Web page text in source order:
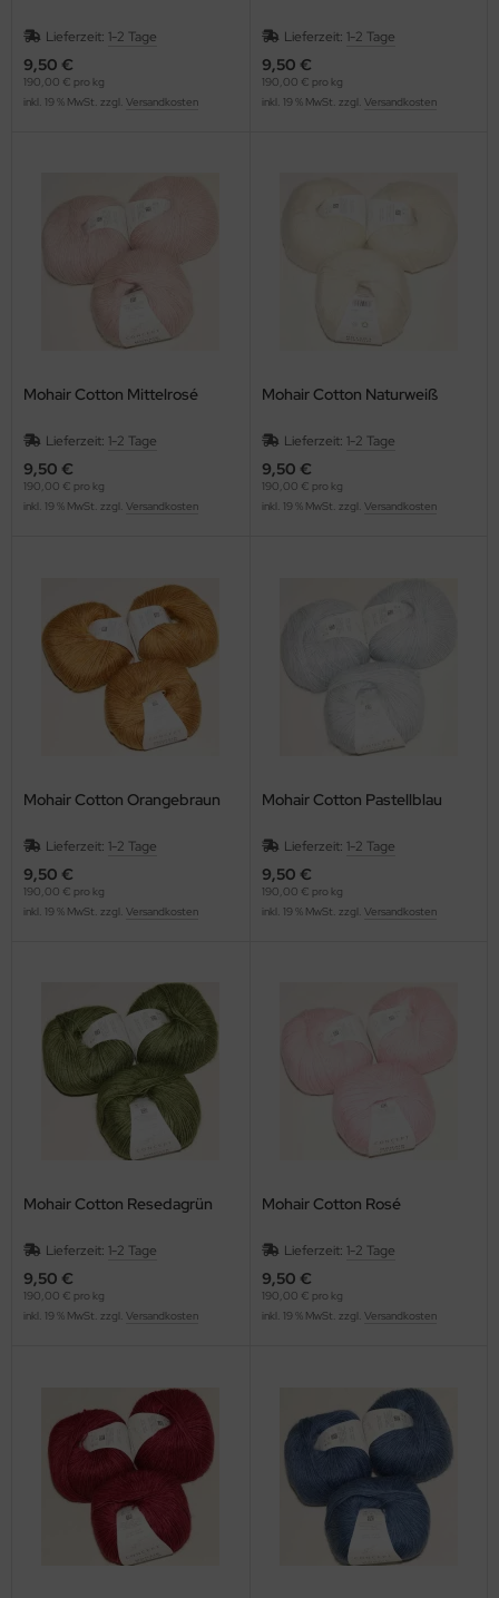
Lieferzeit: 1-2 Tage
9,50 €
190,00 € pro kg
inkl. 19 % MwSt. zzgl. Versandkosten
Lieferzeit: 1-2 Tage
9,50 €
190,00 € pro kg
inkl. 19 % MwSt. zzgl. Versandkosten
Mohair Cotton Mittelrosé
Lieferzeit: 1-2 Tage
9,50 €
190,00 € pro kg
inkl. 19 % MwSt. zzgl. Versandkosten
Mohair Cotton Naturweiß
Lieferzeit: 1-2 Tage
9,50 €
190,00 € pro kg
inkl. 19 % MwSt. zzgl. Versandkosten
Mohair Cotton Orangebraun
Lieferzeit: 1-2 Tage
9,50 €
190,00 € pro kg
inkl. 19 % MwSt. zzgl. Versandkosten
Mohair Cotton Pastellblau
Lieferzeit: 1-2 Tage
9,50 €
190,00 € pro kg
inkl. 19 % MwSt. zzgl. Versandkosten
Mohair Cotton Resedagrün
Lieferzeit: 1-2 Tage
9,50 €
190,00 € pro kg
inkl. 19 % MwSt. zzgl. Versandkosten
Mohair Cotton Rosé
Lieferzeit: 1-2 Tage
9,50 €
190,00 € pro kg
inkl. 19 % MwSt. zzgl. Versandkosten